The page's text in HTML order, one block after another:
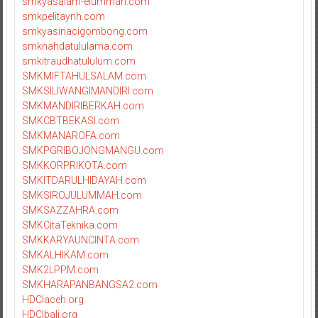
smkpelitaynh.com
smkyasinacigombong.com
smknahdatululama.com
smkitraudhatululum.com
SMKMIFTAHULSALAM.com
SMKSILIWANGIMANDIRI.com
SMKMANDIRIBERKAH.com
SMKCBTBEKASI.com
SMKMANAROFA.com
SMKPGRIBOJONGMANGU.com
SMKKORPRIKOTA.com
SMKITDARULHIDAYAH.com
SMKSIROJULUMMAH.com
SMKSAZZAHRA.com
SMKCitaTeknika.com
SMKKARYAUNCINTA.com
SMKALHIKAM.com
SMK2LPPM.com
SMKHARAPANBANGSA2.com
HDCIaceh.org
HDCIbali.org